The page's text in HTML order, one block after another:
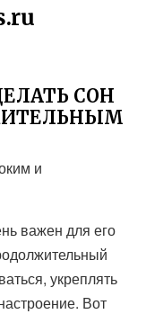
СОН
и
важен для его
укреплять
Вот